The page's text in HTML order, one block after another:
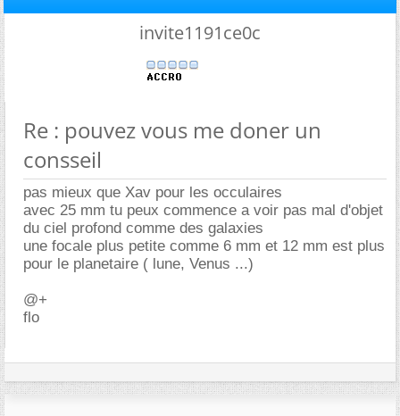
invite1191ce0c
Re : pouvez vous me doner un
consseil
pas mieux que Xav pour les occulaires
avec 25 mm tu peux commence a voir pas mal d'objet
du ciel profond comme des galaxies
une focale plus petite comme 6 mm et 12 mm est plus
pour le planetaire ( lune, Venus ...)
@+
flo